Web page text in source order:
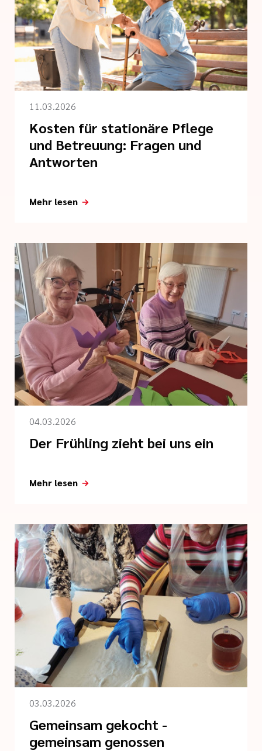
11.03.2026
Kosten für stationäre Pflege
und Betreuung: Fragen und
Antworten
Mehr lesen
04.03.2026
Der Frühling zieht bei uns ein
Mehr lesen
03.03.2026
Gemeinsam gekocht -
gemeinsam genossen